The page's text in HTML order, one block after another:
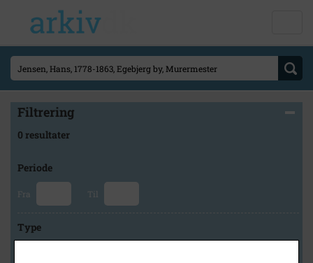
Filtrering
0 resultater
Periode
Fra Til
Type